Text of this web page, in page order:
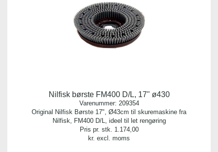
Nilfisk børste FM400 D/L, 17" ø430
Varenummer: 209354
Original Nilfisk Børste 17", Ø43cm til skuremaskine fra
Nilfisk, FM400 D/L, ideel til let rengøring
Pris pr. stk. 1.174,00
kr. excl. moms